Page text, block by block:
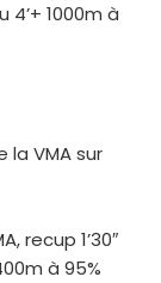
4’+ 1000m à
la VMA sur
recup 1’30″
à 95%